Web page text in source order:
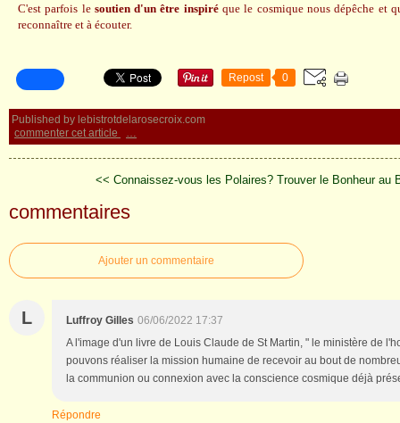
C'est parfois le soutien d'un être inspiréque le cosmique nous dépêche et
reconnaître et à écouter.
Repost 0
Published by lebistrotdelarosecroix.com
commenter cet article
…
<< Connaissez-vous les Polaires? Trouver le Bonheur au
commentaires
Ajouter un commentaire
L Luffroy Gilles 06/06/2022 17:37
A l'image d'un livre de Louis Claude de St Martin, " le ministère de
pouvons réaliser la mission humaine de recevoir au bout de
la communion ou connexion avec la conscience cosmique déjà
Répondre